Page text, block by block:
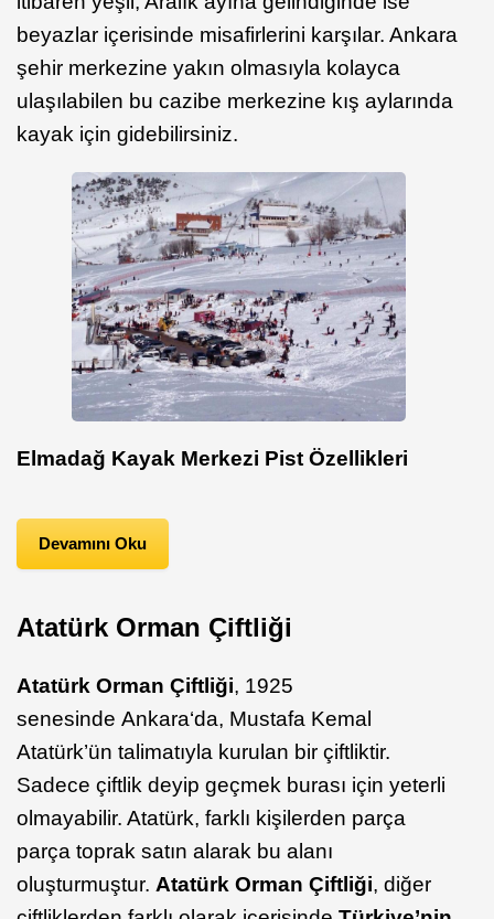
beyazlar içerisinde misafirlerini karşılar. Ankara
şehir merkezine yakın olmasıyla kolayca
ulaşılabilen bu cazibe merkezine kış aylarında
kayak için gidebilirsiniz.
Elmadağ Kayak Merkezi Pist Özellikleri
Devamını Oku
Atatürk Orman Çiftliği
Atatürk Orman Çiftliği, 1925
senesinde Ankara‘da, Mustafa Kemal
Atatürk’ün talimatıyla kurulan bir çiftliktir.
Sadece çiftlik deyip geçmek burası için yeterli
olmayabilir. Atatürk, farklı kişilerden parça
parça toprak satın alarak bu alanı
oluşturmuştur. Atatürk Orman Çiftliği, diğer